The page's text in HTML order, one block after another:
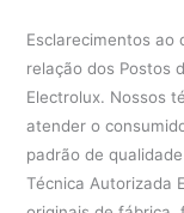
Esclarecimentos ao
relação dos Postos
Electrolux. Nossos
atender o
padrão de
Técnica Autorizada